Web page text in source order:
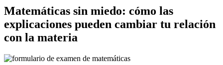
Matemáticas sin miedo: cómo las
explicaciones pueden cambiar tu relación
con la materia